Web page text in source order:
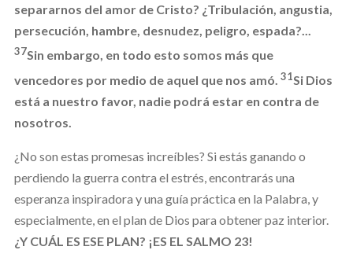
separarnos del amor de Cristo? ¿Tribulación, angustia,
persecución, hambre, desnudez, peligro, espada?...
37Sin embargo, en todo esto somos más que
vencedores por medio de aquel que nos amó. 31Si Dios
está a nuestro favor, nadie podrá estar en contra de
nosotros.
¿No son estas promesas increíbles? Si estás ganando o
perdiendo la guerra contra el estrés, encontrarás una
esperanza inspiradora y una guía práctica en la Palabra, y
especialmente, en el plan de Dios para obtener paz interior.
¿Y CUÁL ES ESE PLAN? ¡ES EL SALMO 23!